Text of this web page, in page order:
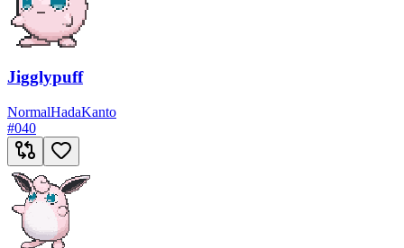
Jigglypuff
NormalHadaKanto
#040